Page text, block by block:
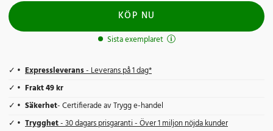
KÖP NU
Sista exemplaret
Expressleverans- Leverans på 1 dag*
Frakt 49 kr
Säkerhet- Certifierade av Trygg e-handel
Trygghet- 30 dagars prisgaranti - Över 1 miljon nöjda kunder